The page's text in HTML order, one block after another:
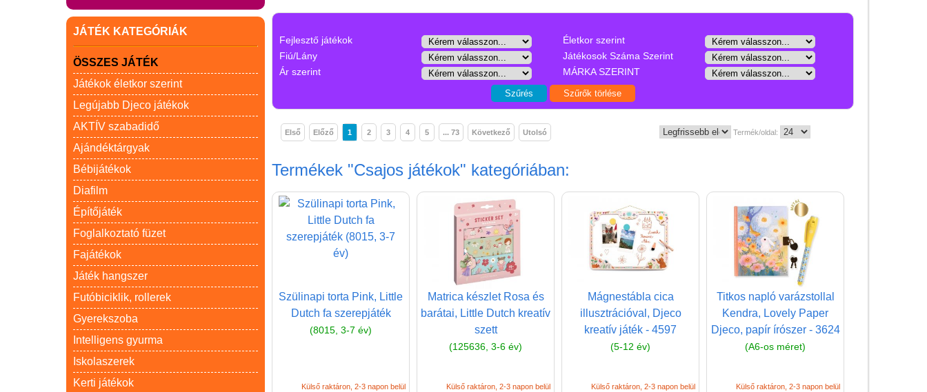
JÁTÉK KATEGÓRIÁK
ÖSSZES JÁTÉK
Játékok életkor szerint
Legújabb Djeco játékok
AKTÍV szabadidő
Ajándéktárgyak
Bébijátékok
Diafilm
Építőjáték
Foglalkoztató füzet
Fajátékok
Játék hangszer
Futóbiciklik, rollerek
Gyerekszoba
Intelligens gyurma
Iskolaszerek
Kerti játékok
Fejlesztő játékok
Életkor szerint
Fiú/Lány
Játékosok Száma Szerint
Ár szerint
MÁRKA SZERINT
Első Előző 1 2 3 4 5 ... 73 Következő Utolsó Termék/oldal:
Termékek "Csajos játékok" kategóriában:
Szülinapi torta Pink, Little
Dutch fa szerepjáték
(8015, 3-7 év)
Külső raktáron, 2-3 napon belül
Matrica készlet Rosa és
barátai, Little Dutch kreatív
szett
(125636, 3-6 év)
Külső raktáron, 2-3 napon belül
Mágnestábla cica
illusztrációval, Djeco
kreatív játék - 4597
(5-12 év)
Külső raktáron, 2-3 napon belül
Titkos napló varázstollal
Kendra, Lovely Paper
Djeco, papír írószer - 3624
(A6-os méret)
Külső raktáron, 2-3 napon belül
Gyerekszoba
Intelligens gyurma
Kerti játékok
Licenszes TOP
gyerekajándékok
Logikai játékok
LOGICO
Magyar játékok
Montessori játékok
Okos partijátékok